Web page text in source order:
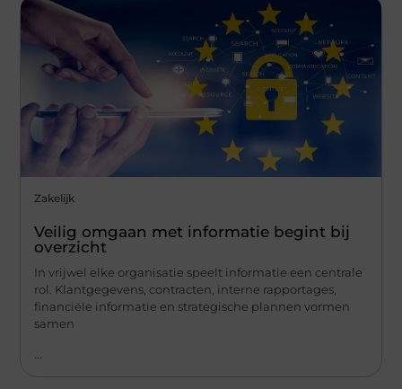
Zakelijk
Veilig omgaan met informatie begint bij
overzicht
In vrijwel elke organisatie speelt informatie een centrale
rol. Klantgegevens, contracten, interne rapportages,
financiële informatie en strategische plannen vormen
samen